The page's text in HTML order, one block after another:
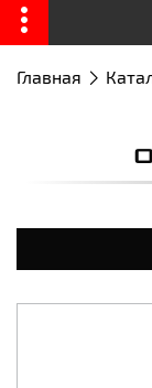
Главная